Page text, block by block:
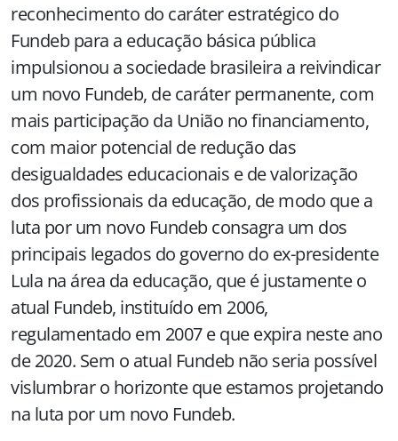
reconhecimento do caráter estratégico do
Fundeb para a educação básica pública
impulsionou a sociedade brasileira a reivindicar
um novo Fundeb, de caráter permanente, com
mais participação da União no financiamento,
com maior potencial de redução das
desigualdades educacionais e de valorização
dos profissionais da educação, de modo que a
luta por um novo Fundeb consagra um dos
principais legados do governo do ex-presidente
Lula na área da educação, que é justamente o
atual Fundeb, instituído em 2006,
regulamentado em 2007 e que expira neste ano
de 2020. Sem o atual Fundeb não seria possível
vislumbrar o horizonte que estamos projetando
na luta por um novo Fundeb.